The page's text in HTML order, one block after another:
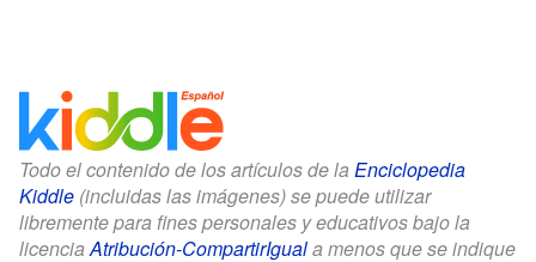
Todo el contenido de los artículos de la Enciclopedia
Kiddle (incluidas las imágenes) se puede utilizar
libremente para fines personales y educativos bajo la
licenciaAtribución-CompartirIguala menos que se indique